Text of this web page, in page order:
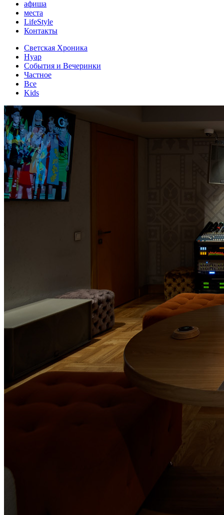
афиша
места
LifeStyle
Контакты
Светская Хроника
Нуар
События и Вечеринки
Частное
Все
Kids